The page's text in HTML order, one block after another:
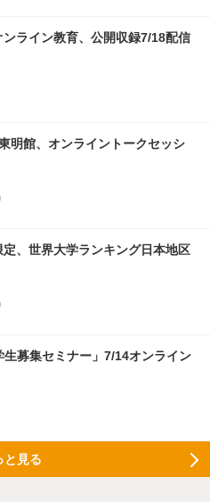
ンライン教育、公開収録7/18配信
明館、オンライントークセッシ
定、世界大学ランキング日本地区
生募集セミナー」7/14オンライン
と見る